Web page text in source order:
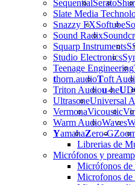
SequentialSerato
Slate Media
Snazzy FXSoftube
Sound Radix
Squarp Instruments
Studio Electronics
Teenage Engineering
thorn.audioToft
Triton Audiou-heU
UltrasoneUniversal
VermonaVicoustic
Warm AudioWaves
YamahaZero-G
Librerias de
Micrófonos y
Micrófonos de
Microfonos